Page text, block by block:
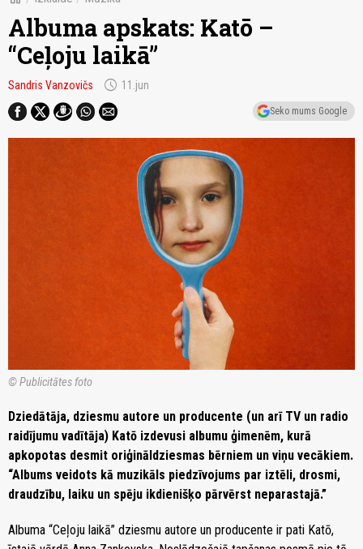
Albuma apskats: Katō –
“Ceļoju laikā”
Sandris Vanzovičs schedule 11.jun
Seko mums Google
© Publicitātes foto
Dziedātāja, dziesmu autore un producente (un arī TV un radio
raidījumu vadītāja) Katō izdevusi albumu ģimenēm, kurā
apkopotas desmit oriģināldziesmas bērniem un viņu vecākiem.
“Albums veidots kā muzikāls piedzīvojums par iztēli, drosmi,
draudzību, laiku un spēju ikdienišķo pārvērst neparastajā.”
Albuma “Ceļoju laikā” dziesmu autore un producente ir pati Katō,